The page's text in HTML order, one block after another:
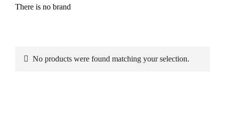
There is no brand
No products were found matching your selection.